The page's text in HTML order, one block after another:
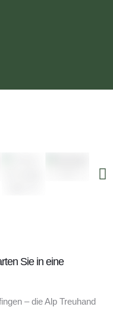
Sie in eine
– die Alp Treuhand